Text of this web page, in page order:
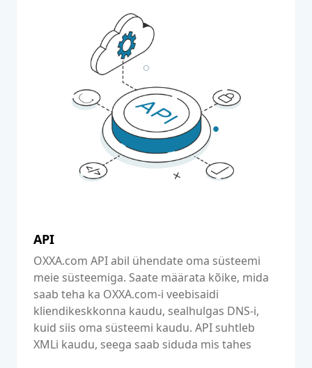
API
OXXA.com API abil ühendate oma süsteemi
meie süsteemiga. Saate määrata kõike, mida
saab teha ka OXXA.com-i veebisaidi
kliendikeskkonna kaudu, sealhulgas DNS-i,
kuid siis oma süsteemi kaudu. API suhtleb
XMLi kaudu, seega saab siduda mis tahes